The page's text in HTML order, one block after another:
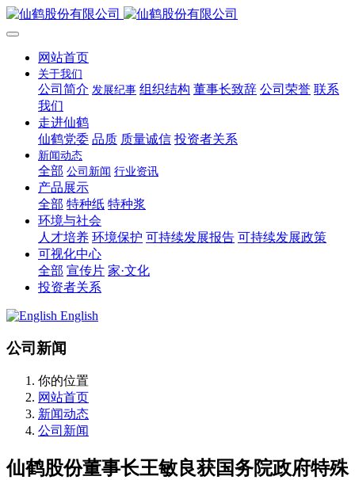
网站首页
关于我们
公司简介 发展纪事 组织结构 董事长致辞 公司荣誉 联系
我们
走进仙鹤
仙鹤党委 品质 质量诚信 投资者关系
新闻动态
全部 公司新闻 行业资讯
产品展示
全部 特种纸 特种浆
环境与社会
人才培养 环境保护 可持续发展报告 可持续发展政策
可视化中心
全部 宣传片 家·文化
投资者关系
English
公司新闻
你的位置
网站首页
新闻动态
公司新闻
仙鹤股份董事长王敏良获国务院政府特殊